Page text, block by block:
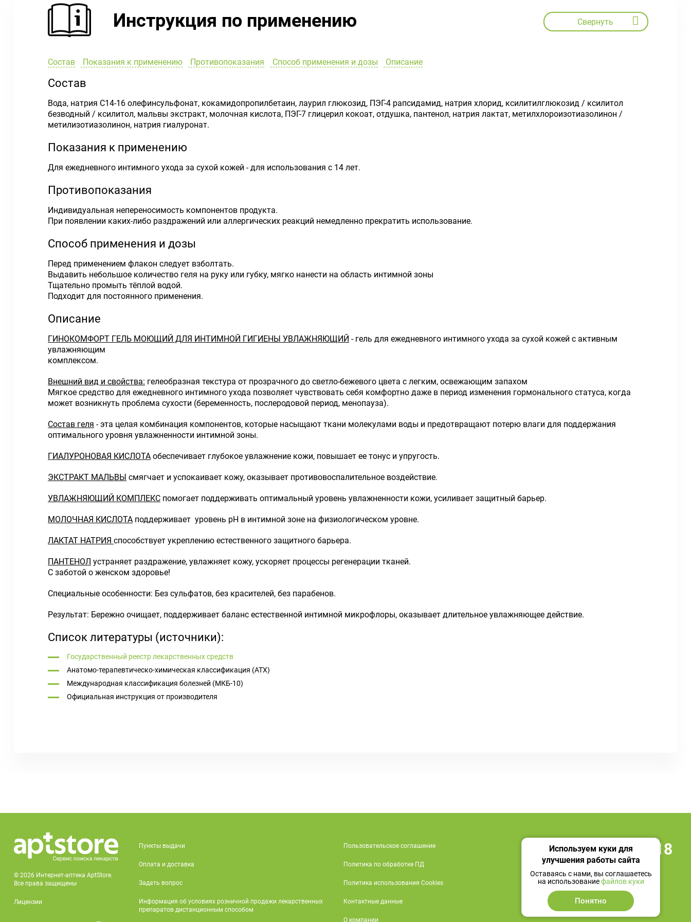
Инструкция по применению Свернуть
Состав Показания к применению Противопоказания Способ применения и дозы Описание
Состав
Вода, натрия С14-16 олефинсульфонат, кокамидопропилбетаин, лаурил глюкозид, ПЭГ-4 рапсидамид, натрия хлорид, ксилитилглюкозид / ксилитол
безводный / ксилитол, мальвы экстракт, молочная кислота, ПЭГ-7 глицерил кокоат, отдушка, пантенол, натрия лактат, метилхлороизотиазолинон /
метилизотиазолинон, натрия гиалуронат.
Показания к применению
Для ежедневного интимного ухода за сухой кожей - для использования с 14 лет.
Противопоказания
Индивидуальная непереносимость компонентов продукта.
При появлении каких-либо раздражений или аллергических реакций немедленно прекратить использование.
Способ применения и дозы
Перед применением флакон следует взболтать.
Выдавить небольшое количество геля на руку или губку, мягко нанести на область интимной зоны
Тщательно промыть тёплой водой.
Подходит для постоянного применения.
Описание
ГИНОКОМФОРТ ГЕЛЬ МОЮЩИЙ ДЛЯ ИНТИМНОЙ ГИГИЕНЫ УВЛАЖНЯЮЩИЙ - гель для ежедневного интимного ухода за сухой кожей с активным
увлажняющим
комплексом.
Внешний вид и свойства: гелеобразная текстура от прозрачного до светло-бежевого цвета с легким, освежающим запахом
Мягкое средство для ежедневного интимного ухода позволяет чувствовать себя комфортно даже в период изменения гормонального статуса, когда
может возникнуть проблема сухости (беременность, послеродовой период, менопауза).
Состав геля - эта целая комбинация компонентов, которые насыщают ткани молекулами воды и предотвращают потерю влаги для поддержания
оптимального уровня увлажненности интимной зоны.
ГИАЛУРОНОВАЯ КИСЛОТА обеспечивает глубокое увлажнение кожи, повышает ее тонус и упругость.
ЭКСТРАКТ МАЛЬВЫ смягчает и успокаивает кожу, оказывает противовоспалительное воздействие.
УВЛАЖНЯЮЩИЙ КОМПЛЕКС помогает поддерживать оптимальный уровень увлажненности кожи, усиливает защитный барьер.
МОЛОЧНАЯ КИСЛОТА поддерживает уровень pH в интимной зоне на физиологическом уровне.
ЛАКТАТ НАТРИЯ способствует укреплению естественного защитного барьера.
ПАНТЕНОЛ устраняет раздражение, увлажняет кожу, ускоряет процессы регенерации тканей.
С заботой о женском здоровье!
Специальные особенности: Без сульфатов, без красителей, без парабенов.
Результат: Бережно очищает, поддерживает баланс естественной интимной микрофлоры, оказывает длительное увлажняющее действие.
Список литературы (источники):
Государственный реестр лекарственных средств
Анатомо-терапевтическо-химическая классификация (ATX)
Международная классификация болезней (МКБ-10)
Официальная инструкция от производителя
© 2026 Интернет-аптека AptStore.
Все права защищены
Лицензии
Пункты выдачи
Оплата и доставка
Задать вопрос
Информация об условиях розничной продажи лекарственных
препаратов дистанционным способом
Пользовательское соглашение
Политика по обработке ПД
Политика использования Cookies
Контактные данные
О компании
+7 495 419 18 18
Используем куки для
улучшения работы сайта
Оставаясь с нами, вы соглашаетесь
на использованиефайлов куки
Понятно